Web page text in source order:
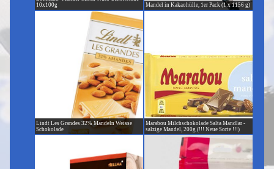
10x100g
Mandel in Kakaohülle, 1er Pack (1 x 1156 g)
Lindt Les Grandes 32% Mandeln Weisse
Schokolade
Marabou Milchschokolade Salta Mandlar -
salzige Mandel, 200g (!!! Neue Sorte !!!)